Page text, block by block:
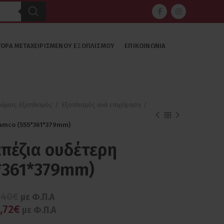
ΜΕΤΑΧΕΙΡΙΣΜΈΝΟΥ ΕΞΟΠΛΙΣΜΟΎ ΕΠΙΚΟΙΝΩΝΊΑ
(555*361*379mm)
ουδέτερη
με Φ.Π.Α
με Φ.Π.Α